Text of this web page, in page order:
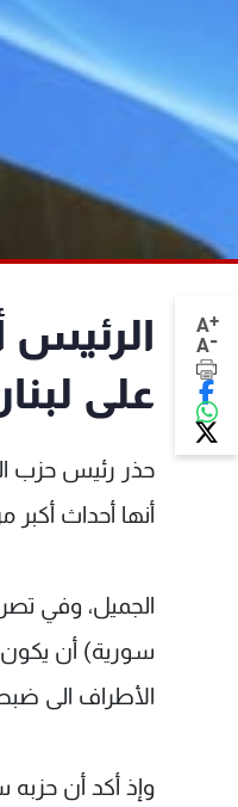
A+
A-
الرئيس
على
حذر رئيس حزب
أنها أحداث أكبر
الجميل، وفي
سورية) أن يكون
الأطراف الى
وإذ أكد أن حزبه